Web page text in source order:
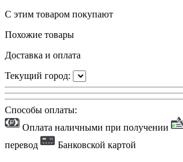
С этим товаром покупают
Похожие товары
Доставка и оплата
Текущий город:
Способы оплаты:
Оплата наличными при получении
перевод
Банковской картой